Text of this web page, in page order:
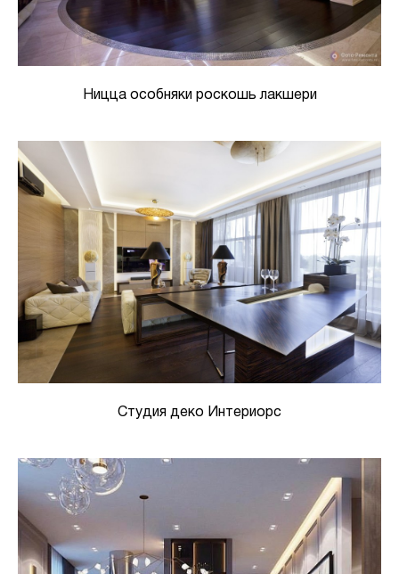
Ницца особняки роскошь лакшери
Студия деко Интериорс